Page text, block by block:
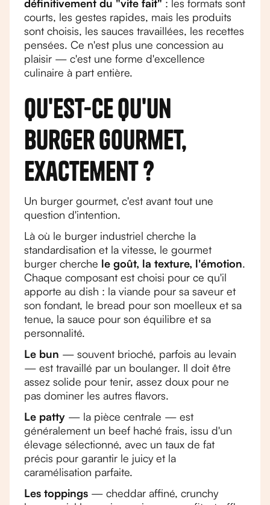
définitivement du "vite fait" : les formats sont
courts, les gestes rapides, mais les produits
sont choisis, les sauces travaillées, les recettes
pensées. Ce n'est plus une concession au
plaisir — c'est une forme d'excellence
culinaire à part entière.
Qu'est-ce qu'un
burger gourmet,
exactement ?
Un burger gourmet, c'est avant tout une
question d'intention.
Là où le burger industriel cherche la
standardisation et la vitesse, le gourmet
burger cherche le goût, la texture, l'émotion.
Chaque composant est choisi pour ce qu'il
apporte au dish : la viande pour sa saveur et
son fondant, le bread pour son moelleux et sa
tenue, la sauce pour son équilibre et sa
personnalité.
Le bun — souvent brioché, parfois au levain
— est travaillé par un boulanger. Il doit être
assez solide pour tenir, assez doux pour ne
pas dominer les autres flavors.
Le patty — la pièce centrale — est
généralement un beef haché frais, issu d'un
élevage sélectionné, avec un taux de fat
précis pour garantir le juicy et la
caramélisation parfaite.
Les toppings — cheddar affiné, crunchy